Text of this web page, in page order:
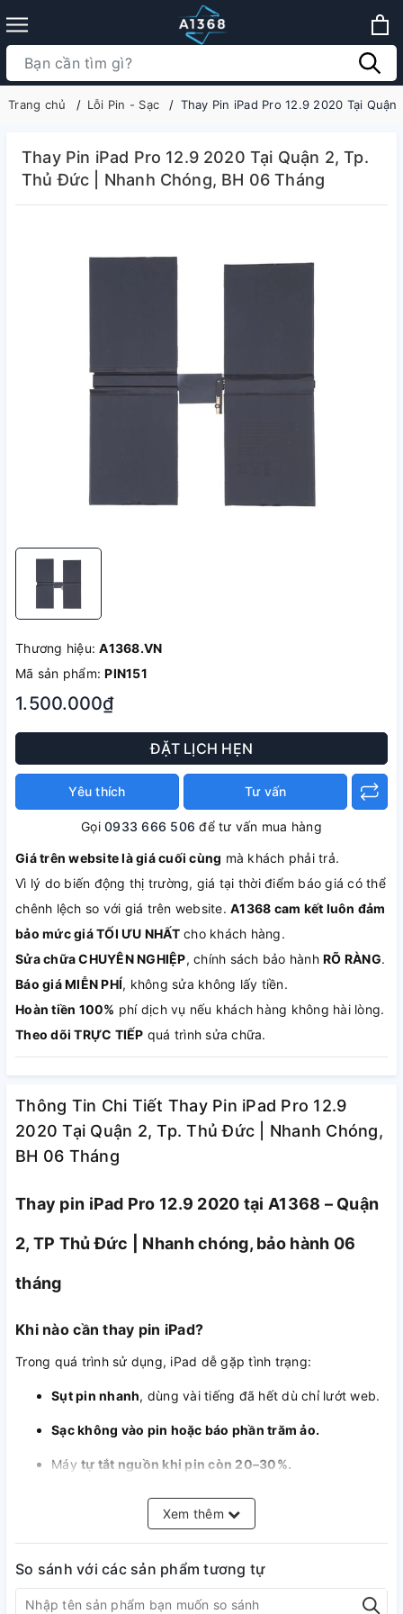
Trang chủ Lỗi Pin - Sạc Thay Pin iPad Pro 12.9 2020 Tại
Thay Pin iPad Pro 12.9 2020 Tại Quận 2, Tp.
Thủ Đức | Nhanh Chóng, BH 06 Tháng
Thương hiệu:A1368.VN
Mã sản phẩm:PIN151
1.500.000₫
ĐẶT LỊCH HẸN
Yêu thích Tư vấn
Gọi0933 666 506 để tư vấn mua hàng
Giá trên website là giá cuối cùng mà khách phải trả.
Vì lý do biến động thị trường, giá tại thời điểm báo giá có thể
chênh lệch so với giá trên website. A1368 cam kết luôn đảm
bảo mức giá TỐI ƯU NHẤTcho khách hàng.
Sửa chữa CHUYÊN NGHIỆP, chính sách bảo hành RÕ RÀNG.
Báo giá MIỄN PHÍ, không sửa không lấy tiền.
Hoàn tiền 100% phí dịch vụ nếu khách hàng không hài lòng.
Theo dõi TRỰC TIẾP quá trình sửa chữa.
Thông Tin Chi Tiết Thay Pin iPad Pro 12.9
2020 Tại Quận 2, Tp. Thủ Đức | Nhanh Chóng,
BH 06 Tháng
Thay pin iPad Pro 12.9 2020 tại A1368 – Quận
2, TP Thủ Đức | Nhanh chóng, bảo hành 06
tháng
Khi nào cần thay pin iPad?
Trong quá trình sử dụng, iPad dễ gặp tình trạng:
Sụt pin nhanh, dùng vài tiếng đã hết dù chỉ lướt web.
Sạc không vào pin hoặc báo phần trăm ảo.
Máy tự tắt nguồn khi pin còn 20–30%.
Pin phồng, gây hở viền màn hình – nguy cơ chèn ép
linh kiện bên trong.
Đến ngay A1368 để kiểm tramiễn phí và thay pin -
hành 06 tháng
Xem thêm
So sánh với các sản phẩm tương tự